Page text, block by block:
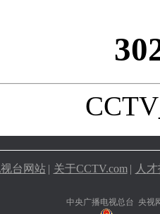
台网站 | 关于CCTV.com | 人
中央广播电视总台 央视